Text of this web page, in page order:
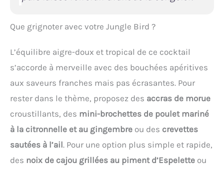
Que grignoter avec votre Jungle Bird ?
L’équilibre aigre-doux et tropical de ce cocktail
s’accorde à merveille avec des bouchées apéritives
aux saveurs franches mais pas écrasantes. Pour
rester dans le thème, proposez des accras de morue
croustillants, des mini-brochettes de poulet mariné
à la citronnelle et au gingembre ou des crevettes
sautées à l’ail. Pour une option plus simple et rapide,
des noix de cajou grillées au piment d’Espelette ou